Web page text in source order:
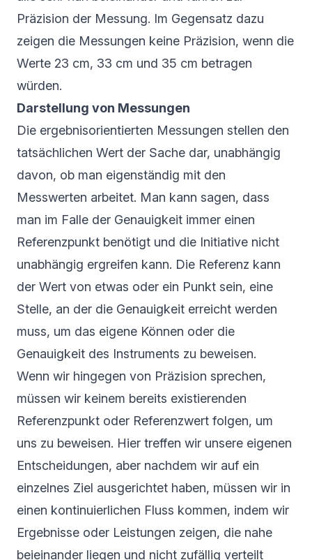
Präzision der Messung. Im Gegensatz dazu
zeigen die Messungen keine Präzision, wenn die
Werte 23 cm, 33 cm und 35 cm betragen
würden.
Darstellung von Messungen
Die ergebnisorientierten Messungen stellen den
tatsächlichen Wert der Sache dar, unabhängig
davon, ob man eigenständig mit den
Messwerten arbeitet. Man kann sagen, dass
man im Falle der Genauigkeit immer einen
Referenzpunkt benötigt und die Initiative nicht
unabhängig ergreifen kann. Die Referenz kann
der Wert von etwas oder ein Punkt sein, eine
Stelle, an der die Genauigkeit erreicht werden
muss, um das eigene Können oder die
Genauigkeit des Instruments zu beweisen.
Wenn wir hingegen von Präzision sprechen,
müssen wir keinem bereits existierenden
Referenzpunkt oder Referenzwert folgen, um
uns zu beweisen. Hier treffen wir unsere eigenen
Entscheidungen, aber nachdem wir auf ein
einzelnes Ziel ausgerichtet haben, müssen wir in
einen kontinuierlichen Fluss kommen, indem wir
Ergebnisse oder Leistungen zeigen, die nahe
beieinander liegen und nicht zufällig verteilt